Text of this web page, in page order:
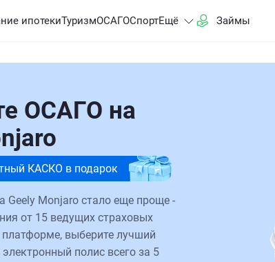
ипотекиТуризмОСАГОСпортЕщё Займы
ОСАГО на
КАСКО в подарок
Monjaro стало еще проще -
от 15 ведущих страховых
выберите лучший
полис всего за 5